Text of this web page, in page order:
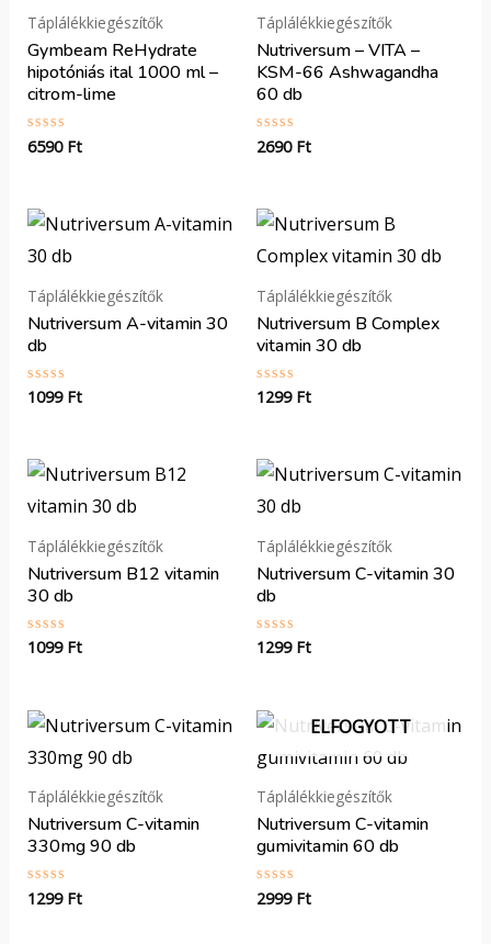
Táplálékkiegészítők
Gymbeam ReHydrate
hipotóniás ital 1000 ml –
citrom-lime
Értékelés:
6590 Ft
Táplálékkiegészítők
Nutriversum – VITA –
KSM-66 Ashwagandha
60 db
Értékelés:
2690 Ft
Táplálékkiegészítők
Nutriversum A-vitamin 30
db
Értékelés:
1099 Ft
Táplálékkiegészítők
Nutriversum B Complex
vitamin 30 db
Értékelés:
1299 Ft
Táplálékkiegészítők
Nutriversum B12 vitamin
30 db
Értékelés:
1099 Ft
Táplálékkiegészítők
Nutriversum C-vitamin 30
db
Értékelés:
1299 Ft
Táplálékkiegészítők
Nutriversum C-vitamin
330mg 90 db
Értékelés:
1299 Ft
ELFOGYOTT
Táplálékkiegészítők
Nutriversum C-vitamin
gumivitamin 60 db
Értékelés:
2999 Ft